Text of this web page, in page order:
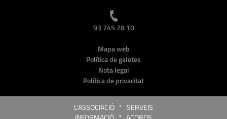
93 745 78 10
Mapa web
Política de galetes
Nota legal
Política de privacitat
L'ASSOCIACIÓ * SERVEIS